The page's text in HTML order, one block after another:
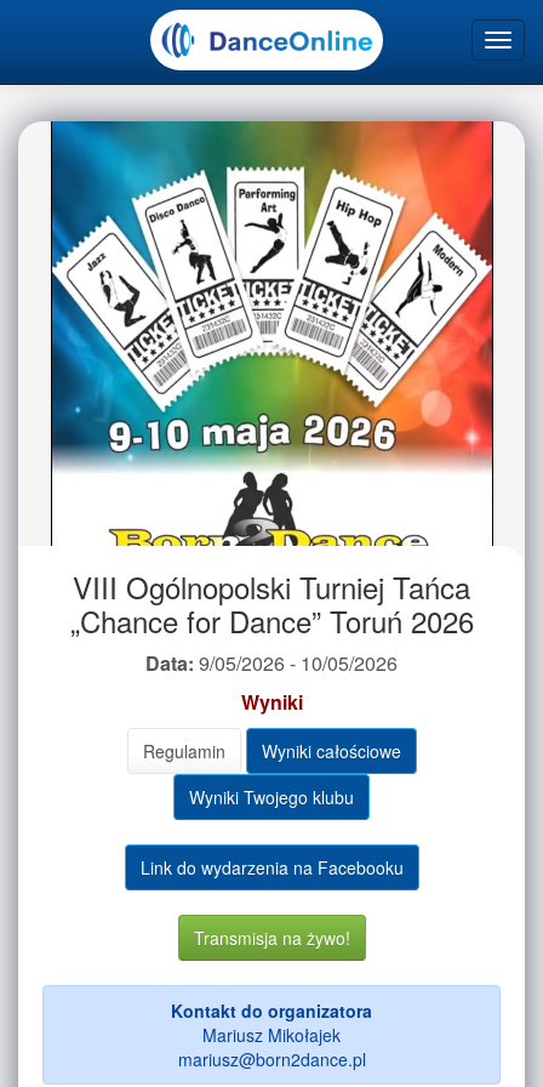
VIII Ogólnopolski Turniej Tańca
„Chance for Dance” Toruń 2026
Data: 9/05/2026 - 10/05/2026
Wyniki
Regulamin
Wyniki całościowe
Wyniki Twojego klubu
Link do wydarzenia na Facebooku
Transmisja na żywo!
Kontakt do organizatora
Mariusz Mikołajek
mariusz@born2dance.pl